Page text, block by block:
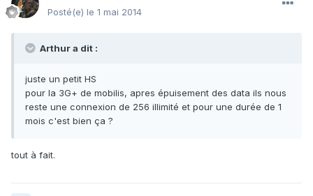
Posté(e) le 1 mai 2014
Arthur a dit :
juste un petit HS
pour la 3G+ de mobilis, apres épuisement des data ils nous
reste une connexion de 256 illimité et pour une durée de 1
mois c'est bien ça ?
tout à fait.